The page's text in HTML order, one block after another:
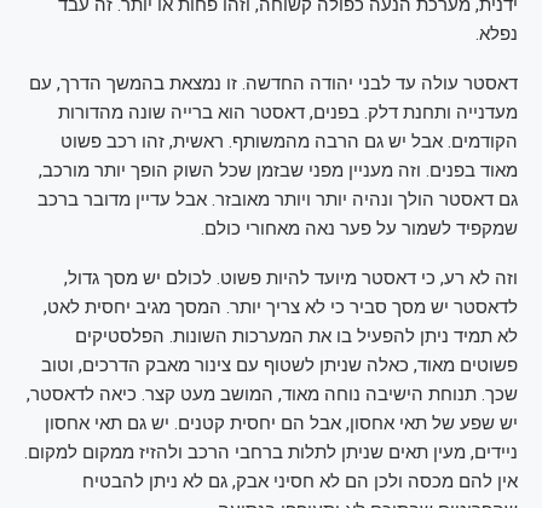
ידנית, מערכת הנעה כפולה קשוחה, וזהו פחות או יותר. זה עבד
נפלא.
דאסטר עולה עד לבני יהודה החדשה. זו נמצאת בהמשך הדרך, עם
מעדנייה ותחנת דלק. בפנים, דאסטר הוא ברייה שונה מהדורות
הקודמים. אבל יש גם הרבה מהמשותף. ראשית, זהו רכב פשוט
מאוד בפנים. וזה מעניין מפני שבזמן שכל השוק הופך יותר מורכב,
גם דאסטר הולך ונהיה יותר ויותר מאובזר. אבל עדיין מדובר ברכב
שמקפיד לשמור על פער נאה מאחורי כולם.
וזה לא רע, כי דאסטר מיועד להיות פשוט. לכולם יש מסך גדול,
לדאסטר יש מסך סביר כי לא צריך יותר. המסך מגיב יחסית לאט,
לא תמיד ניתן להפעיל בו את המערכות השונות. הפלסטיקים
פשוטים מאוד, כאלה שניתן לשטוף עם צינור מאבק הדרכים, וטוב
שכך. תנוחת הישיבה נוחה מאוד, המושב מעט קצר. כיאה לדאסטר,
יש שפע של תאי אחסון, אבל הם יחסית קטנים. יש גם תאי אחסון
ניידים, מעין תאים שניתן לתלות ברחבי הרכב ולהזיז ממקום למקום.
אין להם מכסה ולכן הם לא חסיני אבק, גם לא ניתן להבטיח